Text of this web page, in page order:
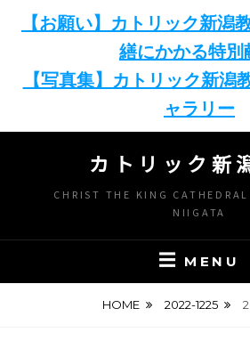
【お願い】カトリック新潟
繕にかかる特別
【写真集】カトリック新潟
ャラリー
content
カトリック新
CHRIST THE KING
NIIGATA
MENU
HOME 2022-1225